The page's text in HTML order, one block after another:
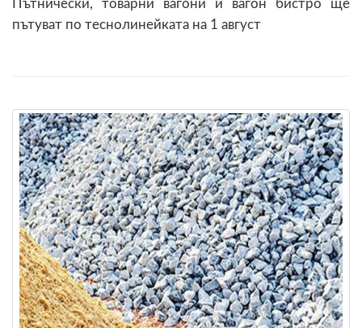
Пътнически, товарни вагони и вагон бистро ще
пътуват по теснолинейката на 1 август